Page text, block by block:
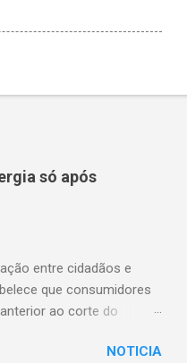
só após
entre cidadãos e
que consumidores
ao corte do
enfrentam dificuldades
NOTICIA